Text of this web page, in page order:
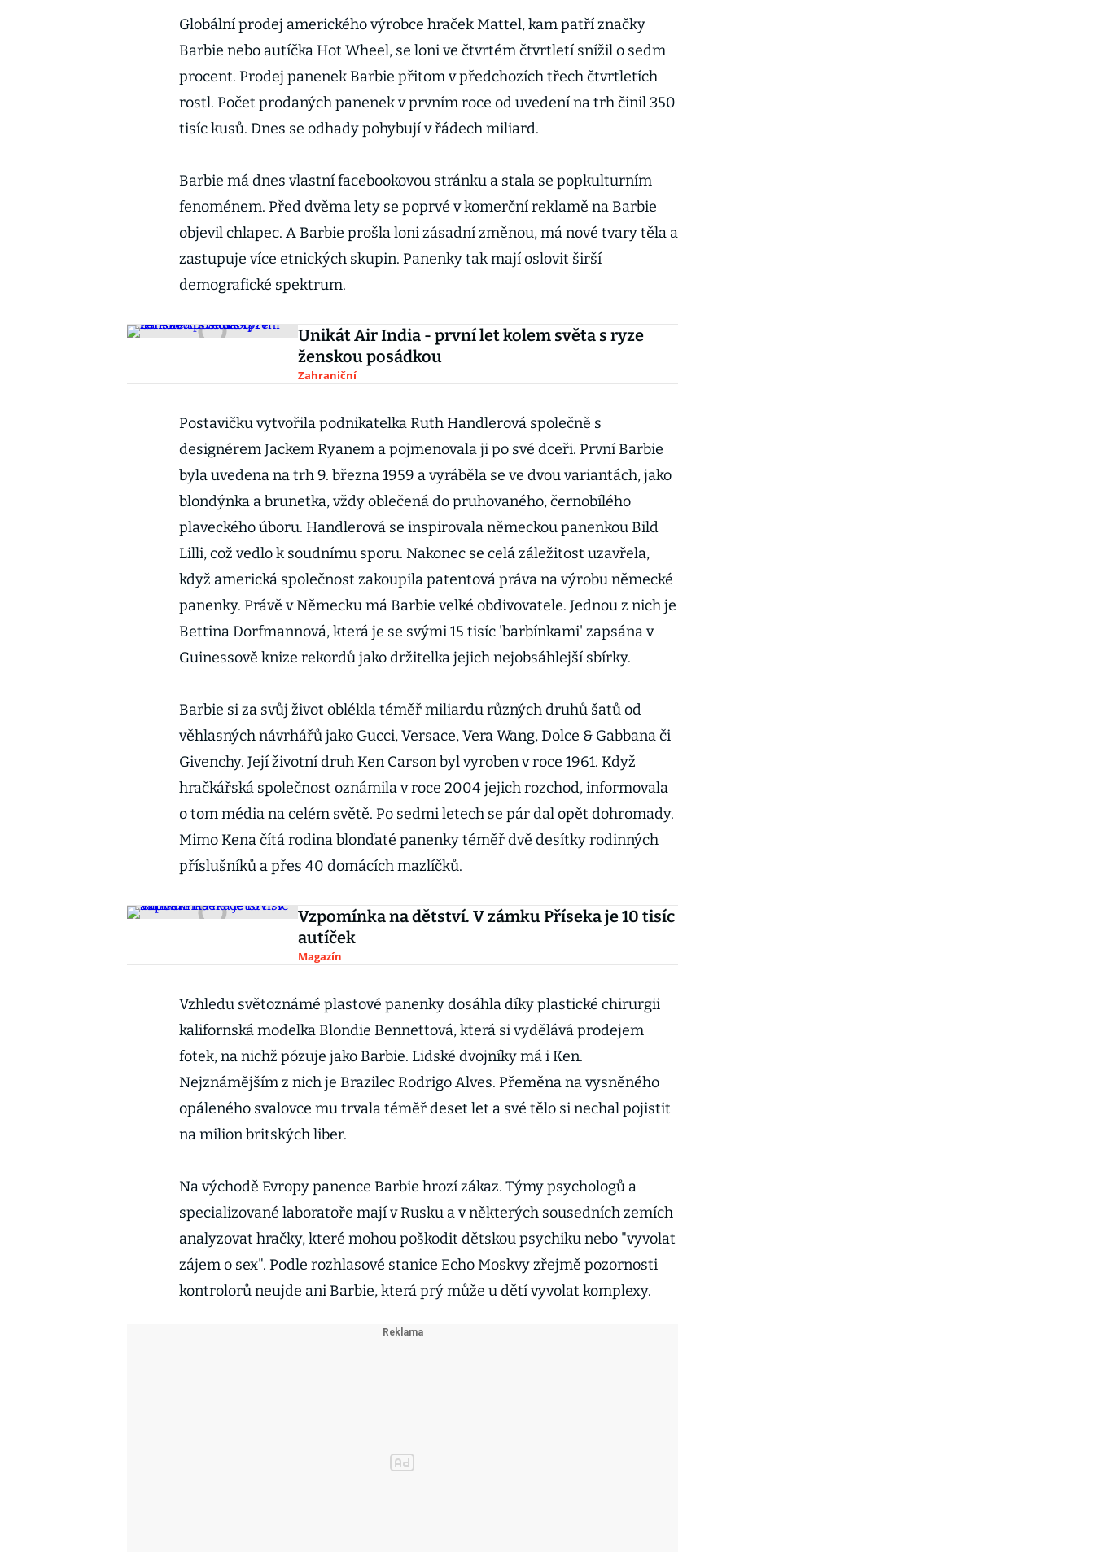
Globální prodej amerického výrobce hraček Mattel, kam patří značky
Barbie nebo autíčka Hot Wheel, se loni ve čtvrtém čtvrtletí snížil o sedm
procent. Prodej panenek Barbie přitom v předchozích třech čtvrtletích
rostl. Počet prodaných panenek v prvním roce od uvedení na trh činil 350
tisíc kusů. Dnes se odhady pohybují v řádech miliard.
Barbie má dnes vlastní facebookovou stránku a stala se popkulturním
fenoménem. Před dvěma lety se poprvé v komerční reklamě na Barbie
objevil chlapec. A Barbie prošla loni zásadní změnou, má nové tvary těla a
zastupuje více etnických skupin. Panenky tak mají oslovit širší
demografické spektrum.
Unikát Air India - první let kolem světa s ryze
ženskou posádkou
Zahraniční
Postavičku vytvořila podnikatelka Ruth Handlerová společně s
designérem Jackem Ryanem a pojmenovala ji po své dceři. První Barbie
byla uvedena na trh 9. března 1959 a vyráběla se ve dvou variantách, jako
blondýnka a brunetka, vždy oblečená do pruhovaného, černobílého
plaveckého úboru. Handlerová se inspirovala německou panenkou Bild
Lilli, což vedlo k soudnímu sporu. Nakonec se celá záležitost uzavřela,
když americká společnost zakoupila patentová práva na výrobu německé
panenky. Právě v Německu má Barbie velké obdivovatele. Jednou z nich je
Bettina Dorfmannová, která je se svými 15 tisíc 'barbínkami' zapsána v
Guinessově knize rekordů jako držitelka jejich nejobsáhlejší sbírky.
Barbie si za svůj život oblékla téměř miliardu různých druhů šatů od
věhlasných návrhářů jako Gucci, Versace, Vera Wang, Dolce & Gabbana či
Givenchy. Její životní druh Ken Carson byl vyroben v roce 1961. Když
hračkářská společnost oznámila v roce 2004 jejich rozchod, informovala
o tom média na celém světě. Po sedmi letech se pár dal opět dohromady.
Mimo Kena čítá rodina blonďaté panenky téměř dvě desítky rodinných
příslušníků a přes 40 domácích mazlíčků.
Vzpomínka na dětství. V zámku Příseka je 10 tisíc
autíček
Magazín
Vzhledu světoznámé plastové panenky dosáhla díky plastické chirurgii
kalifornská modelka Blondie Bennettová, která si vydělává prodejem
fotek, na nichž pózuje jako Barbie. Lidské dvojníky má i Ken.
Nejznámějším z nich je Brazilec Rodrigo Alves. Přeměna na vysněného
opáleného svalovce mu trvala téměř deset let a své tělo si nechal pojistit
na milion britských liber.
Na východě Evropy panence Barbie hrozí zákaz. Týmy psychologů a
specializované laboratoře mají v Rusku a v některých sousedních zemích
analyzovat hračky, které mohou poškodit dětskou psychiku nebo "vyvolat
zájem o sex". Podle rozhlasové stanice Echo Moskvy zřejmě pozornosti
kontrolorů neujde ani Barbie, která prý může u dětí vyvolat komplexy.